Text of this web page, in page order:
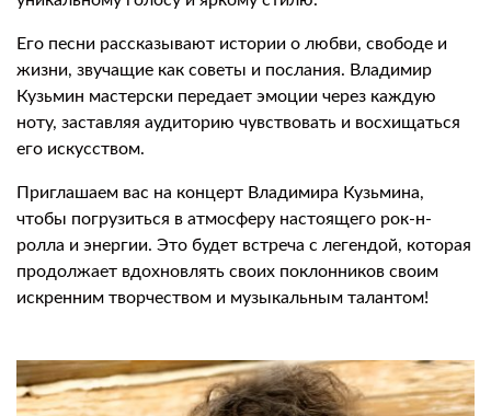
Его песни рассказывают истории о любви, свободе и
жизни, звучащие как советы и послания. Владимир
Кузьмин мастерски передает эмоции через каждую
ноту, заставляя аудиторию чувствовать и восхищаться
его искусством.
Приглашаем вас на концерт Владимира Кузьмина,
чтобы погрузиться в атмосферу настоящего рок-н-
ролла и энергии. Это будет встреча с легендой, которая
продолжает вдохновлять своих поклонников своим
искренним творчеством и музыкальным талантом!